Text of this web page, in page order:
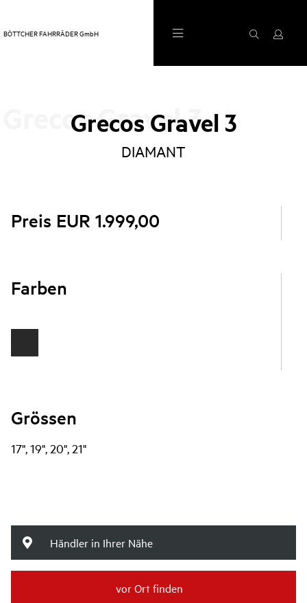
BÖTTCHER FAHRRÄDER GmbH
Grecos Gravel 3
DIAMANT
Preis EUR 1.999,00
Farben
Grössen
17", 19", 20", 21"
Händler in Ihrer Nähe
vor Ort finden
Grecos Gravel 3